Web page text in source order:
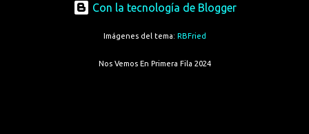
Con la tecnología de Blogger
Imágenes del tema: RBFried
Nos Vemos En Primera Fila 2024